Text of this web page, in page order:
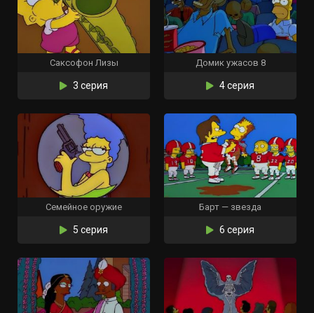
Саксофон Лизы
3 серия
Домик ужасов 8
4 серия
Семейное оружие
5 серия
Барт — звезда
6 серия